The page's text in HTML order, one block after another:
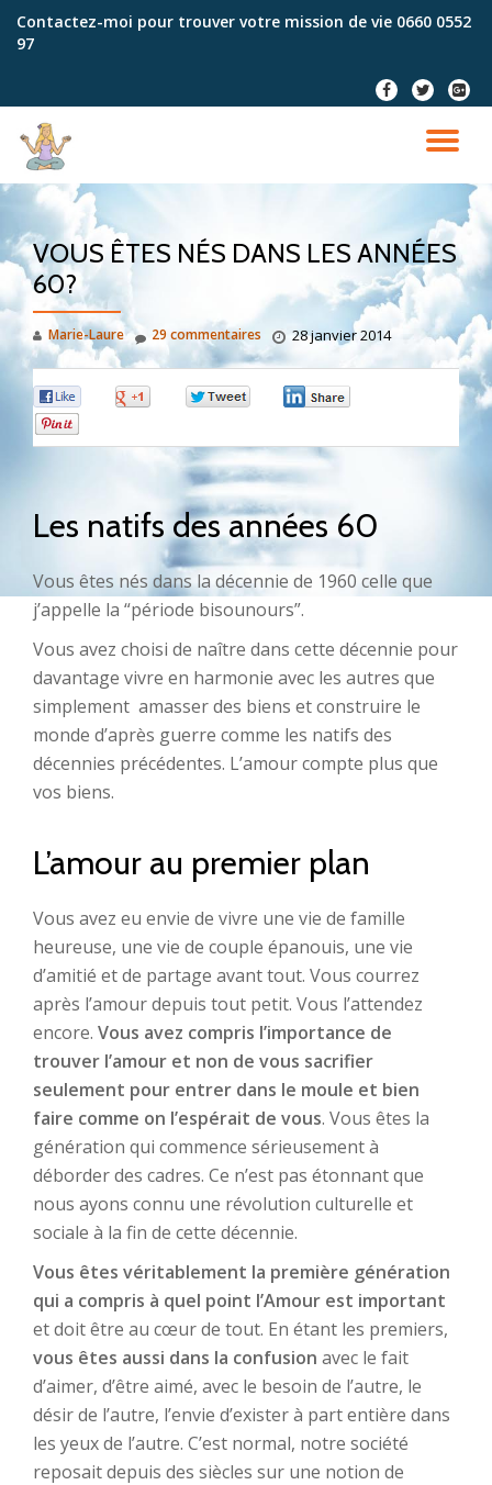
Aller
Contactez-moi pour trouver votre mission de vie 0660 0552
97
fa-
facebook
fa-
twitter
fa-
plus-
LA
VOUS ÊTES NÉS DANS LES ANNÉES
60?
Marie-Laure 28 janvier 2014
29 commentaires
Les natifs des années 60
Vous êtes nés dans la décennie de 1960 celle que
j’appelle la “période bisounours”.
Vous avez choisi de naître dans cette décennie pour
davantage vivre en harmonie avec les autres que
simplement amasser des biens et construire le
monde d’après guerre comme les natifs des
décennies précédentes. L’amour compte plus que
vos biens.
L’amour au premier plan
Vous avez eu envie de vivre une vie de famille
heureuse, une vie de couple épanouis, une vie
d’amitié et de partage avant tout. Vous courrez
après l’amour depuis tout petit. Vous l’attendez
encore. Vous avez compris l’importance de
trouver l’amour et non de vous sacrifier
seulement pour entrer dans le moule et bien
faire comme on l’espérait de vous. Vous êtes la
génération qui commence sérieusement à
déborder des cadres. Ce n’est pas étonnant que
nous ayons connu une révolution culturelle et
sociale à la fin de cette décennie.
Vous êtes véritablement la première génération
qui a compris à quel point l’Amour est important
et doit être au cœur de tout. En étant les premiers,
vous êtes aussi dans la confusion avec le fait
d’aimer, d’être aimé, avec le besoin de l’autre, le
désir de l’autre, l’envie d’exister à part entière dans
les yeux de l’autre. C’est normal, notre société
reposait depuis des siècles sur une notion de